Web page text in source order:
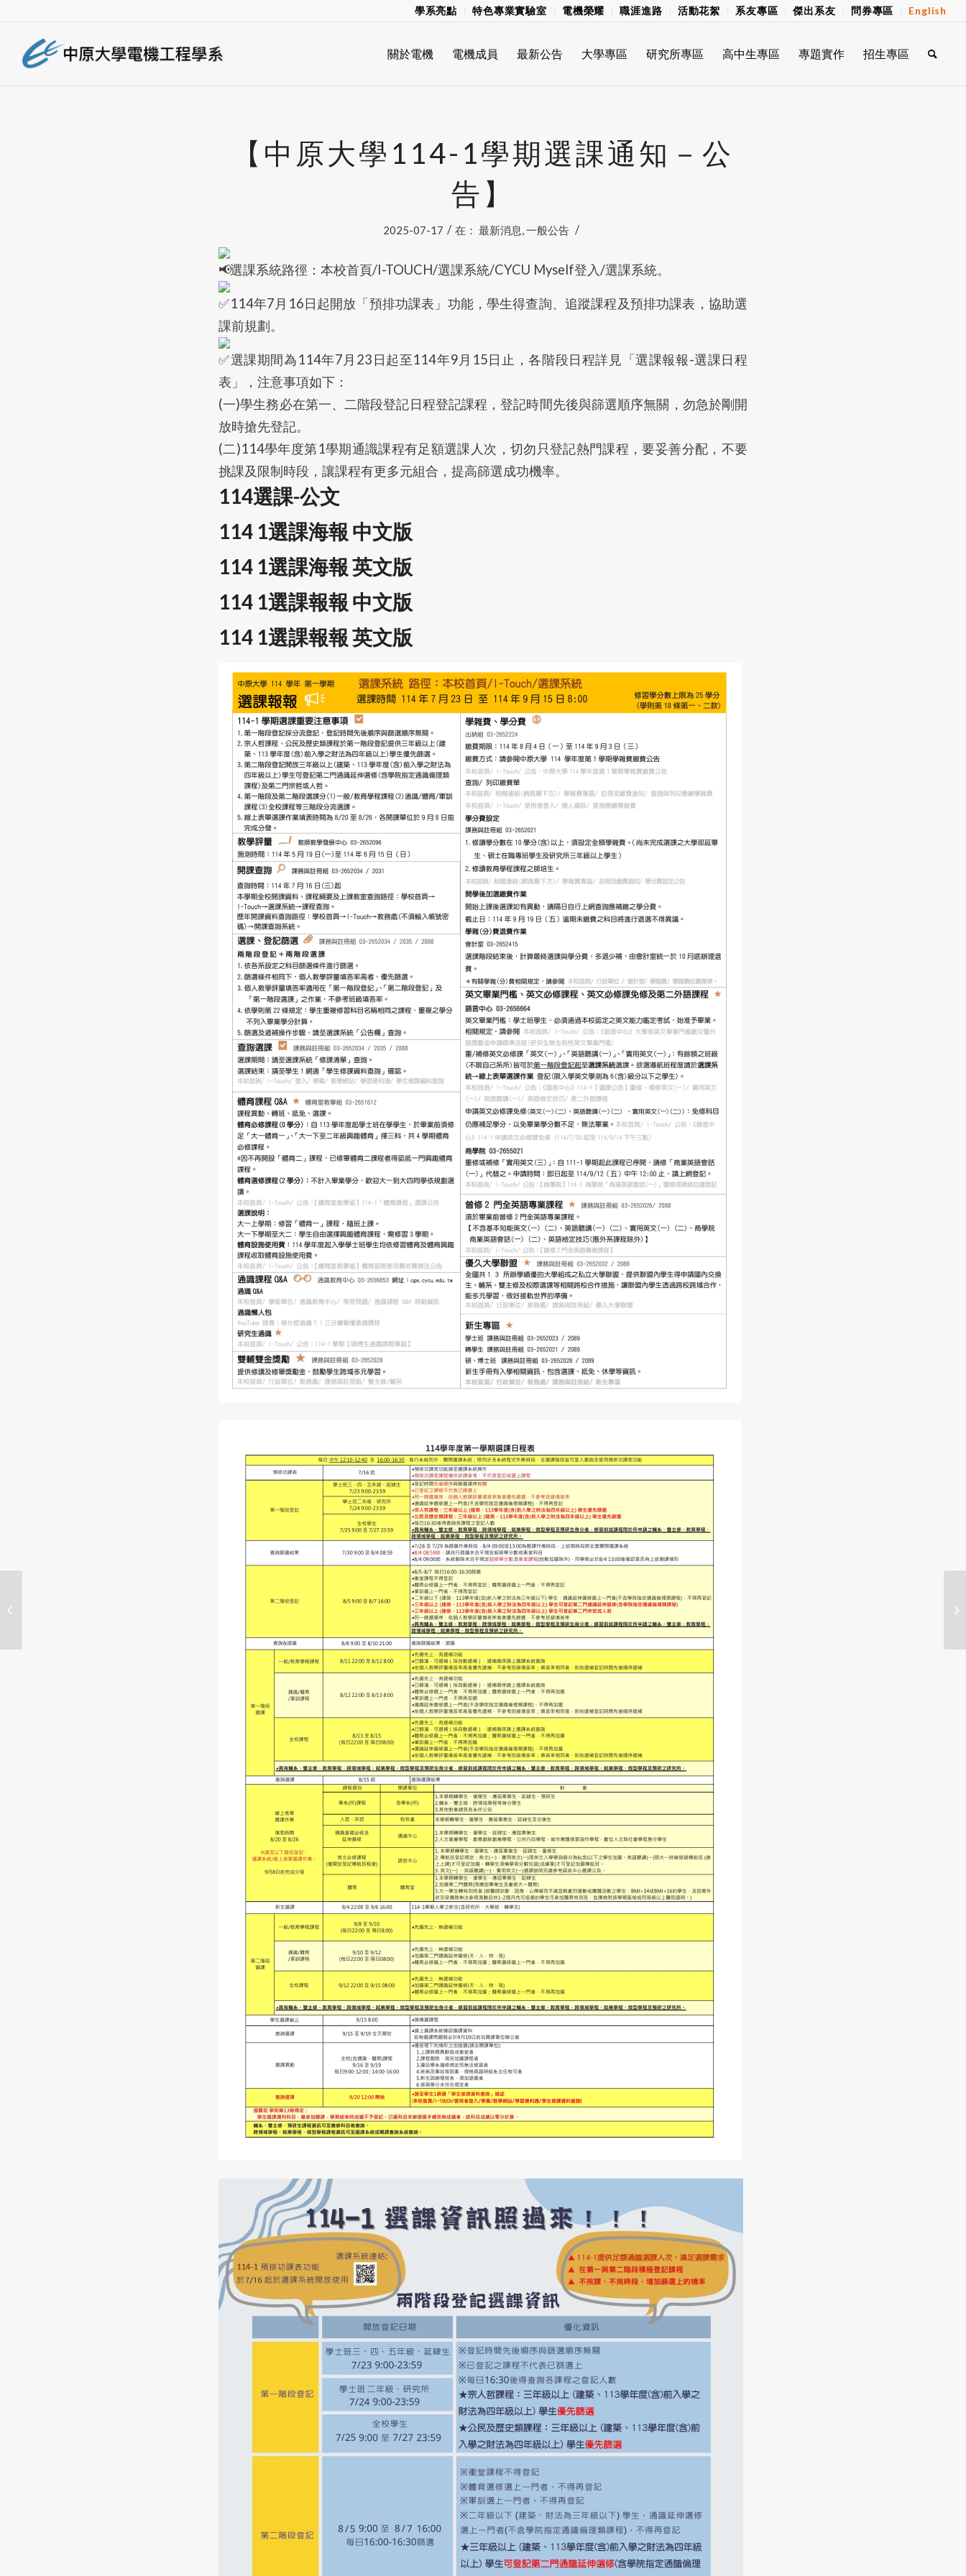
學系亮點 特色專業實驗室 電機榮耀 職涯進路 活動花絮 系友專區 傑出系友 問券專區 English
關於電機 電機成員 最新公告 大學專區 研究所專區 高中生專區 專題實作 招生專區
【中原大學114-1學期選課通知－公
告】
2025-07-17 / 在： 最新消息,一般公告 /
選課系統路徑：本校首頁/I-TOUCH/選課系統/CYCU Myself登入/選課系統。
114年7月16日起開放「預排功課表」功能，學生得查詢、追蹤課程及預排功課表，協助選
課前規劃。
選課期間為114年7月23日起至114年9月15日止，各階段日程詳見「選課報報-選課日程
表」，注意事項如下：
(一)學生務必在第一、二階段登記日程登記課程，登記時間先後與篩選順序無關，勿急於剛開
放時搶先登記。
(二)114學年度第1學期通識課程有足額選課人次，切勿只登記熱門課程，要妥善分配，不要
挑課及限制時段，讓課程有更多元組合，提高篩選成功機率。
114選課-公文
114 1選課海報 中文版
114 1選課海報 英文版
114 1選課報報 中文版
114 1選課報報 英文版